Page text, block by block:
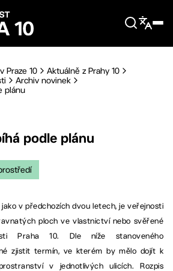
Praze 10
Aktuálně z Prahy 10
Archiv novinek
plánu
podle plánu
jako v předchozích dvou letech, je veřejnosti
ploch ve vlastnictví nebo svěřené
Praha 10. Dle níže stanoveného
zjistit termín, ve kterém by mělo dojít k
v jednotlivých ulicích. Rozpis